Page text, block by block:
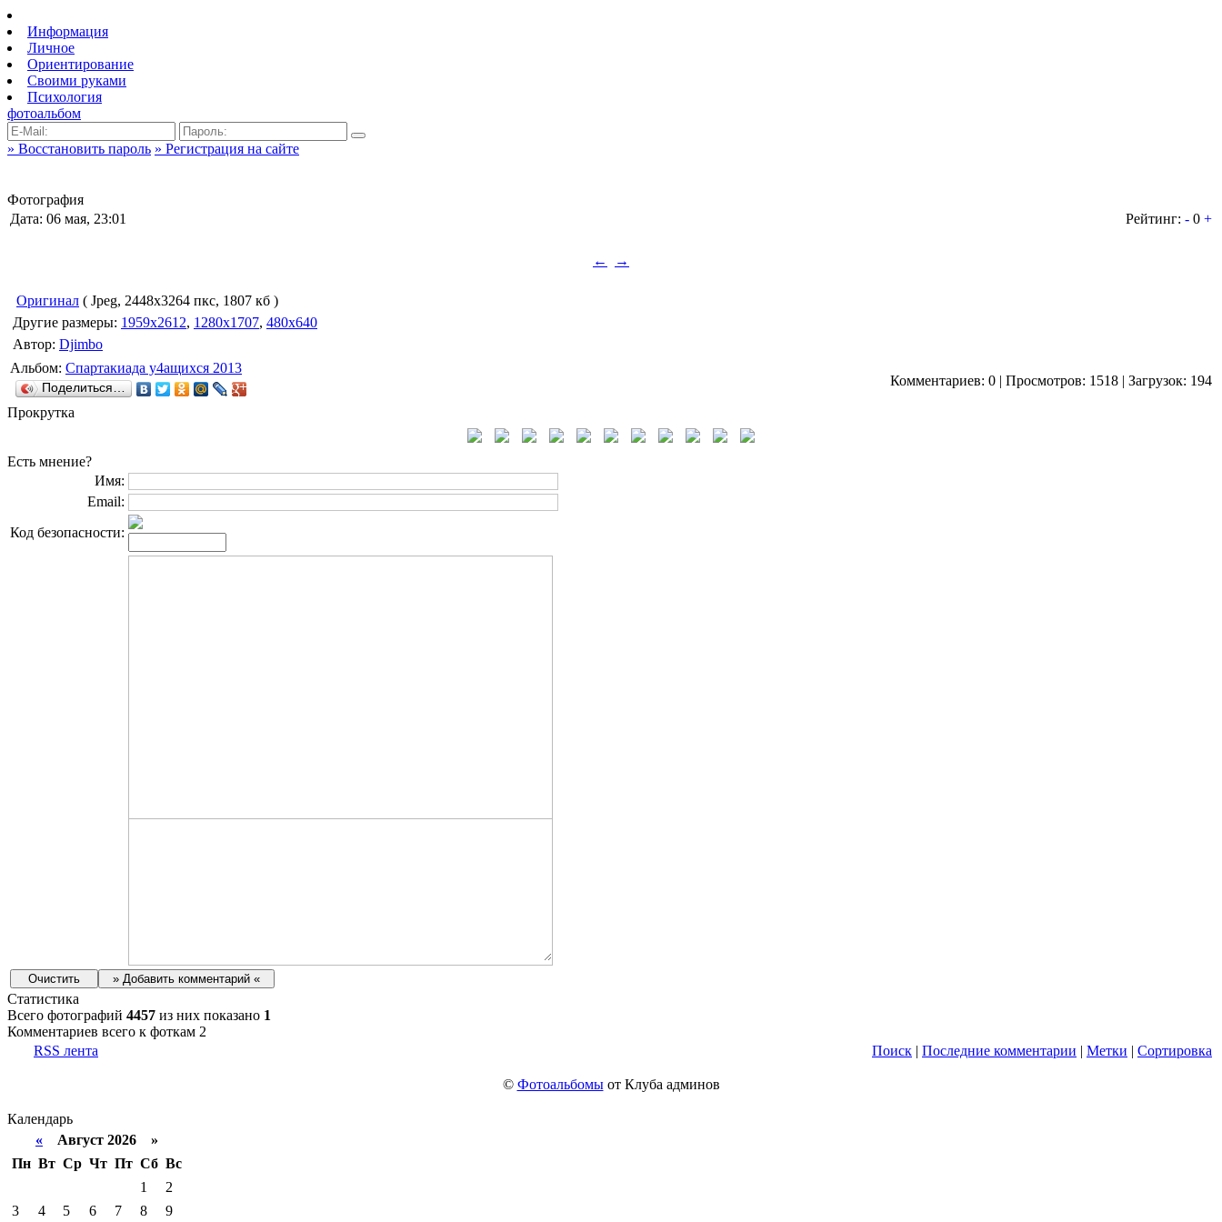
Информация
Личное
Ориентирование
Своими руками
Психология
фотоальбом
» Восстановить пароль » Регистрация на сайте
Фотография
Дата: 06 мая, 23:01
Рейтинг: - 0 +
← →
Оригинал ( Jpeg, 2448x3264 пкс, 1807 кб )
Другие размеры: 1959x2612, 1280x1707, 480x640
Автор: Djimbo
Альбом: Спартакиада у4ащихся 2013
Поделиться… Комментариев: 0 | Просмотров: 1518 | Загрузок: 194
Прокрутка
Есть мнение?
Имя:
Email:
Код безопасности:
Статистика
Всего фотографий 4457 из них показано 1
Комментариев всего к фоткам 2
RSS лента
Поиск | Последние комментарии | Метки | Сортировка
© Фотоальбомыот Клуба админов
Календарь
« Август 2026 »
Пн Вт Ср Чт Пт Сб Вс
1
2
3
4 5 6 7 8 9